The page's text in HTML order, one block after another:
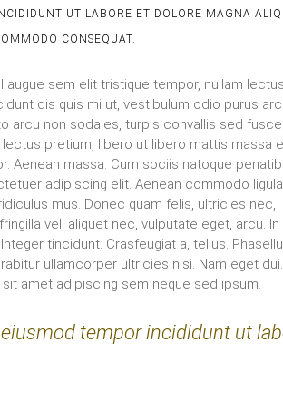
UT LABORE ET DOLORE MAGNA
CONSEQUAT.
sem elit tristique tempor, nullam
dis quis mi ut, vestibulum odio purus
arcu non sodales, turpis convallis sed
pretium, libero ut libero mattis massa
Aenean massa. Cum sociis natoque
adipiscing elit. Aenean commodo
mus. Donec quam felis, ultricies nec,
vel, aliquet nec, vulputate eget, arcu. In
tincidunt. Crasfeugiat a, tellus.
ullamcorper ultricies nisi. Nam eget
amet adipiscing sem neque sed ipsum.
tempor incididunt ut